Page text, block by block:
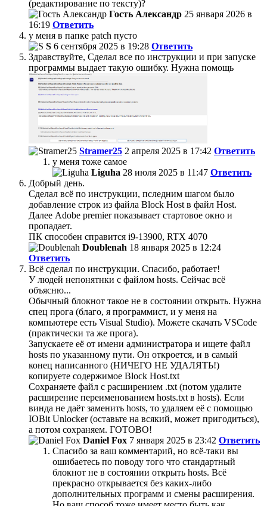
(редактирование по тексту)?
Гость Александр 25 января 2026 в
16:19 Ответить
у меня в папке patch пусто
S 6 сентября 2025 в 19:28 Ответить
Здравствуйте, Сделал все по инструкции и при запуске
программы выдает такую ошибку. Нужна помощь
Stramer25 2 апреля 2025 в 17:42 Ответить
у меня тоже самое
Liguha 28 июля 2025 в 11:47 Ответить
Добрый день.
Сделал всё по инструкции, пследним шагом было
добавление строк из файла Block Host в файл Host.
Далее Adobe premier показывает стартовое окно и
пропадает.
ПК способен справится i9-13900, RTX 4070
Doublenah 18 января 2025 в 12:24
Ответить
Всё сделал по инструкции. Спасибо, работает!
У людей непонятнки с файлом hosts. Сейчас всё
объясню...
Обычный блокнот такое не в состоянии открыть. Нужна
спец прога (благо, я программист, и у меня на
компьютере есть Visual Studio). Можете скачать VSCode
(практически та же прога).
Запускаете её от имени администратора и ищете файл
hosts по указанному пути. Он откроется, и в самый
конец написанного (НИЧЕГО НЕ УДАЛЯТЬ!)
копируете содержимое Block Host.txt
Сохраняете файл с расширением .txt (потом удалите
расширение переименованием hosts.txt в hosts). Если
винда не даёт заменить hosts, то удаляем её с помощью
IOBit Unlocker (оставьте на всякий, может пригодиться),
а потом сохраняем. ГОТОВО!
Daniel Fox 7 января 2025 в 23:42 Ответить
Спасибо за ваш комментарий, но всё-таки вы
ошибаетесь по поводу того что стандартный
блокнот не в состоянии открыть hosts. Всё
прекрасно открывается без каких-либо
дополнительных программ и смены расширения.